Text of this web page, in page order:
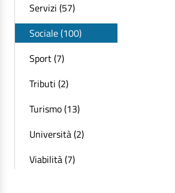
Servizi (57)
Sociale (100)
Sport (7)
Tributi (2)
Turismo (13)
Università (2)
Viabilità (7)